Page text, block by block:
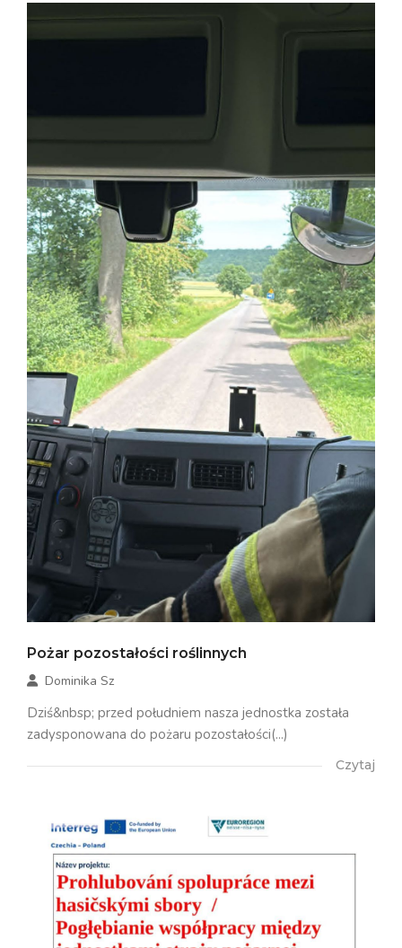
Pożar pozostałości roślinnych
Dominika Sz
Dziś&nbsp; przed południem nasza jednostka została
zadysponowana do pożaru pozostałości(...)
Czytaj